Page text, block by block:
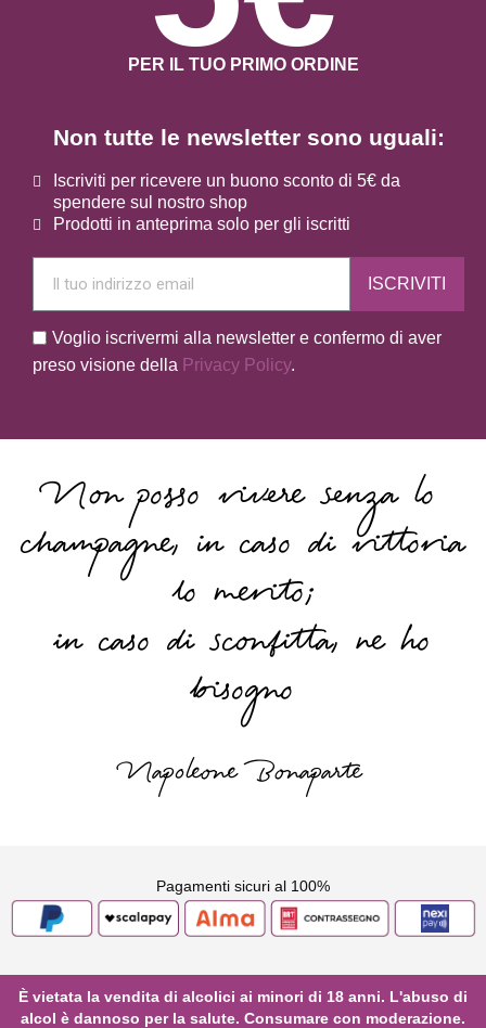
Non tutte le newsletter sono uguali:
Iscriviti per ricevere un buono sconto di 5€ da
spendere sul nostro shop
Prodotti in anteprima solo per gli iscritti
ISCRIVITI
Voglio iscrivermi alla newsletter e confermo di aver
preso visione della Privacy Policy.
PER IL TUO PRIMO ORDINE
Non posso vivere senza lo
champagne, in caso di vittoria
lo merito;
in caso di sconfitta, ne ho
bisogno
Napoleone Bonaparte
Pagamenti sicuri al 100%
È vietata la vendita di alcolici ai minori di 18 anni. L'abuso di
alcol è dannoso per la salute. Consumare con moderazione.